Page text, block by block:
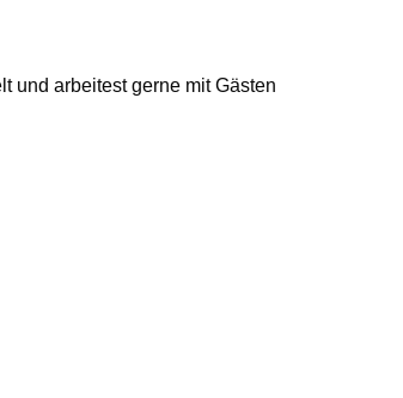
und arbeitest gerne mit Gästen